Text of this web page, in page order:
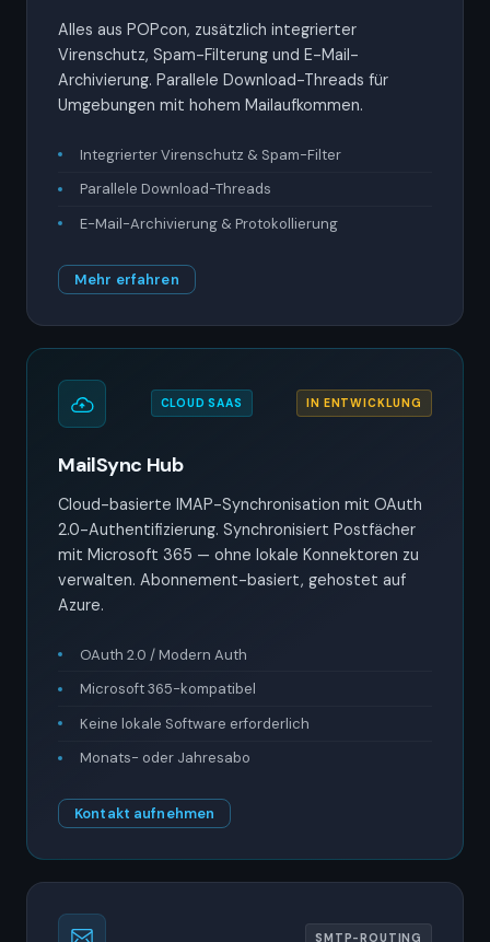
Alles aus POPcon, zusätzlich integrierter
Virenschutz, Spam-Filterung und E-Mail-
Archivierung. Parallele Download-Threads für
Umgebungen mit hohem Mailaufkommen.
Integrierter Virenschutz & Spam-Filter
Parallele Download-Threads
E-Mail-Archivierung & Protokollierung
Mehr erfahren
CLOUD SAAS IN ENTWICKLUNG
MailSync Hub
Cloud-basierte IMAP-Synchronisation mit OAuth
2.0-Authentifizierung. Synchronisiert Postfächer
mit Microsoft 365 — ohne lokale Konnektoren zu
verwalten. Abonnement-basiert, gehostet auf
Azure.
OAuth 2.0 / Modern Auth
Microsoft 365-kompatibel
Keine lokale Software erforderlich
Monats- oder Jahresabo
Kontakt aufnehmen
SMTP-ROUTING